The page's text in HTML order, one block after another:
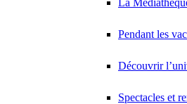
La
Pendant les
Découvrir
Spectacles et